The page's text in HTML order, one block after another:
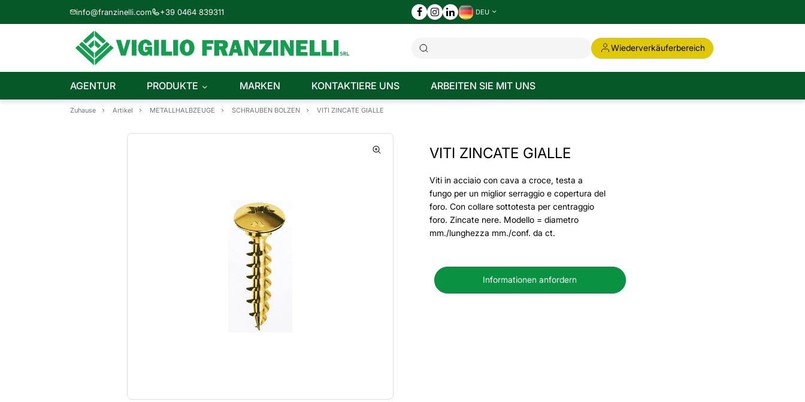
info@franzinelli.com +39 0464 839311 DEU
Wiederverkäuferbereich
AGENTUR PRODUKTE MARKEN KONTAKTIERE UNS ARBEITEN SIE MIT UNS
Zuhause Artikel METALLHALBZEUGE SCHRAUBEN BOLZEN VITI ZINCATE GIALLE
VITI ZINCATE GIALLE
Viti in acciaio con cava a croce, testa a
fungo per un miglior serraggio e copertura del
foro. Con collare sottotesta per centraggio
foro. Zincate nere. Modello = diametro
mm./lunghezza mm./conf. da ct.
Informationen anfordern